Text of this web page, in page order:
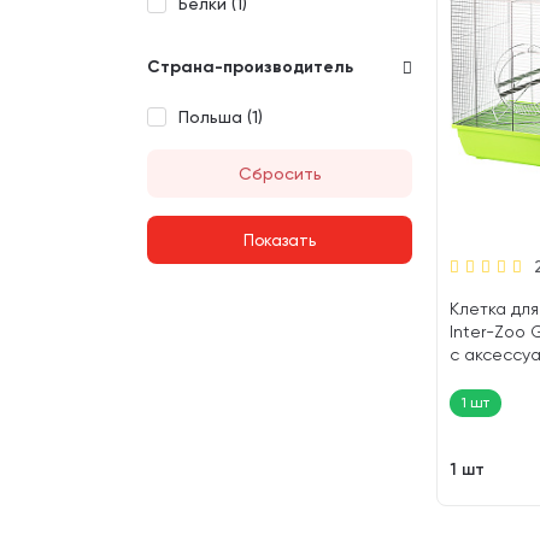
Страна-производитель
Польша (1)
Сбросить
Клетка
Inter-Zoo
с
цвет в
36 х 52 см
1 шт
1 шт